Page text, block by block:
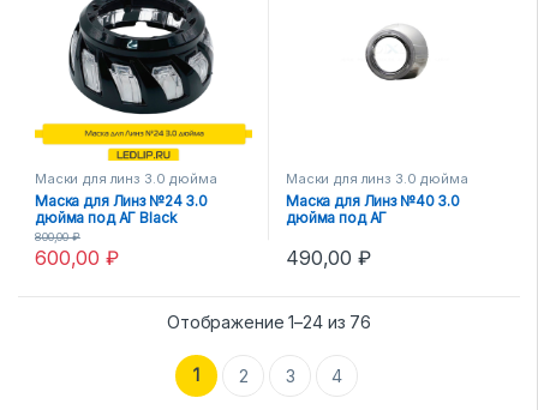
Маски для линз 3.0 дюйма
Маска для Линз №24 3.0
дюйма под АГ Black
600,00₽
800,00₽
Маски для линз 3.0 дюйма
Маска для Линз №40 3.0
дюйма под АГ
490,00₽
Отображение 1–24 из 76
1 2 3 4